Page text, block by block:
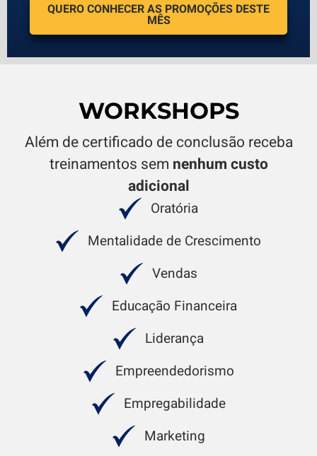
QUERO CONHECER AS PROMOÇÕES DESTE
MÊS
WORKSHOPS
Além de certificado de conclusão receba
treinamentos sem nenhum custo
adicional
Oratória
Mentalidade de Crescimento
Vendas
Educação Financeira
Liderança
Empreendedorismo
Empregabilidade
Marketing